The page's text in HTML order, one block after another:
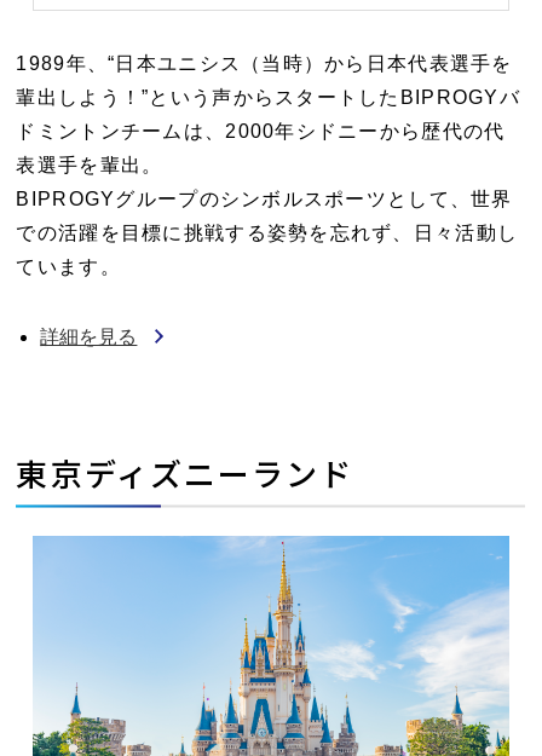
1989年、“日本ユニシス（当時）から日本代表選手を
輩出しよう！”という声からスタートしたBIPROGYバ
ドミントンチームは、2000年シドニーから歴代の代
表選手を輩出。
BIPROGYグループのシンボルスポーツとして、世界
での活躍を目標に挑戦する姿勢を忘れず、日々活動し
ています。
詳細を見る
東京ディズニーランド